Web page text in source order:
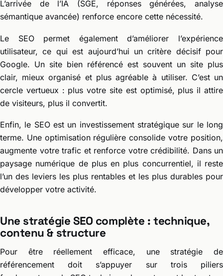
L’arrivée de l’IA (SGE, réponses générées, analyse
sémantique avancée) renforce encore cette nécessité.
Le SEO permet également d’améliorer l’expérience
utilisateur, ce qui est aujourd’hui un critère décisif pour
Google. Un site bien référencé est souvent un site plus
clair, mieux organisé et plus agréable à utiliser. C’est un
cercle vertueux : plus votre site est optimisé, plus il attire
de visiteurs, plus il convertit.
Enfin, le SEO est un investissement stratégique sur le long
terme. Une optimisation régulière consolide votre position,
augmente votre trafic et renforce votre crédibilité. Dans un
paysage numérique de plus en plus concurrentiel, il reste
l’un des leviers les plus rentables et les plus durables pour
développer votre activité.
Une stratégie SEO complète : technique,
contenu & structure
Pour être réellement efficace, une stratégie de
référencement doit s’appuyer sur trois piliers